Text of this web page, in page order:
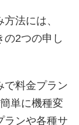
法には、
の2つの申し
で料金プラン
単に機種変
ランや各種サ